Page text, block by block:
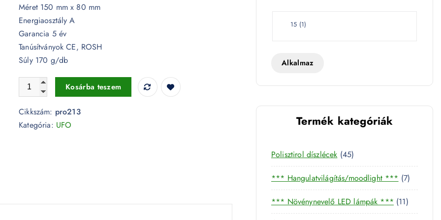
Méret 150 mm x 80 mm
Energiaosztály A
Garancia 5 év
Tanúsítványok CE, ROSH
Súly 170 g/db
15W LED fényforrás Samsung chip E27 F150 3000K - PRO213 mennyiség
Kosárba teszem
Cikkszám: pro213
Kategória: UFO
W
t
15 (1)
Alkalmaz
Termék kategóriák
Polisztirol díszlécek 454
5
t
e
r
*** Hangulatvilágítás/moodlight *** 77
t
e
r
*** Növénynevelő LED lámpák *** 111
1